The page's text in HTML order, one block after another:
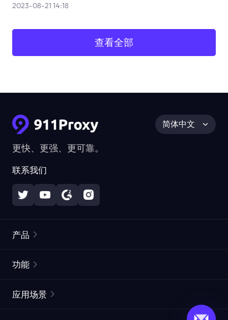
2023-08-21 14:18
查看全部
更快、更强、更可靠。
联系我们
简体中文
产品
静态住宅代理
功能
应用场景